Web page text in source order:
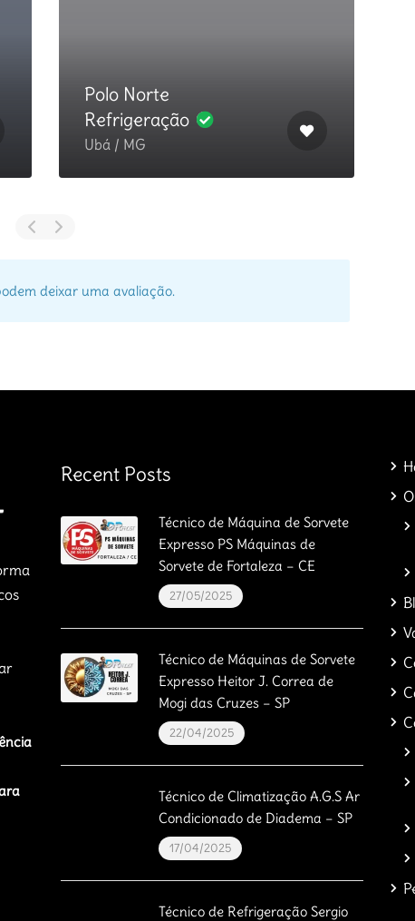
Polo Norte
Refrigeração
Ubá / MG
deixar uma avaliação.
Recent Posts
Técnico de Máquina de Sorvete
Expresso PS Máquinas de
Sorvete de Fortaleza – CE
27/05/2025
Técnico de Máquinas de Sorvete
Expresso Heitor J. Correa de
Mogi das Cruzes – SP
22/04/2025
Técnico de Climatização A.G.S Ar
Condicionado de Diadema – SP
17/04/2025
Técnico de Refrigeração Sergio